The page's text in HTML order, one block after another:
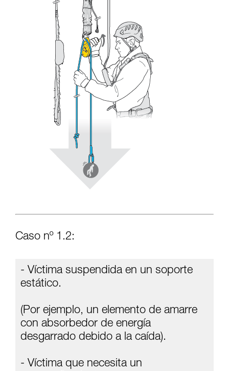
Caso nº 1.2:
- Víctima suspendida en un soporte
estático.
(Por ejemplo, un elemento de amarre
con absorbedor de energía
desgarrado debido a la caída).
- Víctima que necesita un